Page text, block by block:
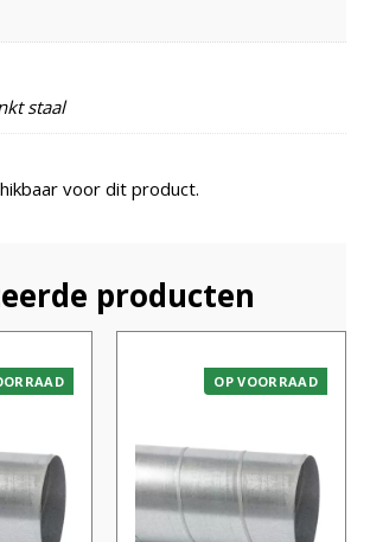
staal
voor dit product.
producten
OP VOORRAAD